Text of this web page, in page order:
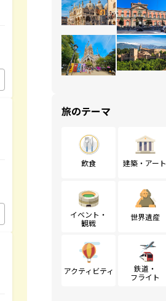
旅のテーマ
飲食 建築・アート
イベント・
観戦
世界遺産
アクティビティ
鉄道・
フライト